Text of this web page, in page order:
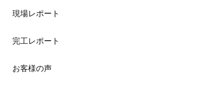
現場レポート
完工レポート
お客様の声